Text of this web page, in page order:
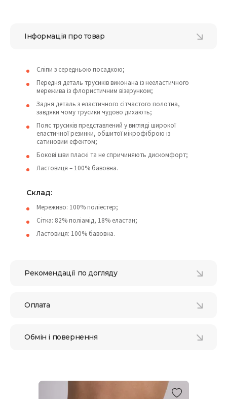
Інформація про товар
Сліпи з середньою посадкою;
Передня деталь трусиків виконана із нееластичного
мережива із флористичним візерунком;
Задня деталь з еластичного сітчастого полотна,
завдяки чому трусики чудово дихають;
Пояс трусиків представлений у вигляді широкої
еластичної резинки, обшитої мікрофіброю із
сатиновим ефектом;
Бокові шви пласкі та не спричиняють дискомфорт;
Ластовиця – 100% бавовна.
Склад:
Мереживо: 100% поліестер;
Сітка: 82% поліамід, 18% еластан;
Ластовиця: 100% бавовна.
Рекомендації по догляду
Оплата
Обмін і повернення